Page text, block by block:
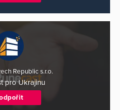
Republic s.r.o.
pro Ukrajinu